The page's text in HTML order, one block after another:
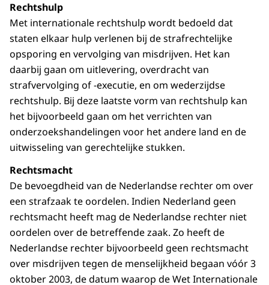
Rechtshulp
Met internationale rechtshulp wordt bedoeld dat
staten elkaar hulp verlenen bij de strafrechtelijke
opsporing en vervolging van misdrijven. Het kan
daarbij gaan om uitlevering, overdracht van
strafvervolging of -executie, en om wederzijdse
rechtshulp. Bij deze laatste vorm van rechtshulp kan
het bijvoorbeeld gaan om het verrichten van
onderzoekshandelingen voor het andere land en de
uitwisseling van gerechtelijke stukken.
Rechtsmacht
De bevoegdheid van de Nederlandse rechter om over
een strafzaak te oordelen. Indien Nederland geen
rechtsmacht heeft mag de Nederlandse rechter niet
oordelen over de betreffende zaak. Zo heeft de
Nederlandse rechter bijvoorbeeld geen rechtsmacht
over misdrijven tegen de menselijkheid begaan vóór 3
oktober 2003, de datum waarop de Wet Internationale